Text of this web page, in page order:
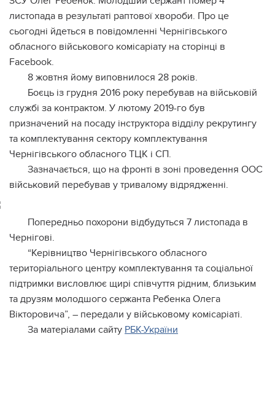
листопада в результаті раптової хвороби. Про це
сьогодні йдеться в повідомленні Чернігівського
обласного військового комісаріату на сторінці в
Facebook.
8 жовтня йому виповнилося 28 років.
Боєць із грудня 2016 року перебував на військовій
службі за контрактом. У лютому 2019-го був
призначений на посаду інструктора відділу рекрутингу
та комплектування сектору комплектування
Чернігівського обласного ТЦК і СП.
Зазначається, що на фронті в зоні проведення ООС
військовий перебував у тривалому відрядженні.
Попередньо похорони відбудуться 7 листопада в
Чернігові.
“Керівництво Чернігівського обласного
територіального центру комплектування та соціальної
підтримки висловлює щирі співчуття рідним, близьким
та друзям молодшого сержанта Ребенка Олега
Вікторовича”, – передали у військовому комісаріаті.
За матеріалами сайту РБК-України